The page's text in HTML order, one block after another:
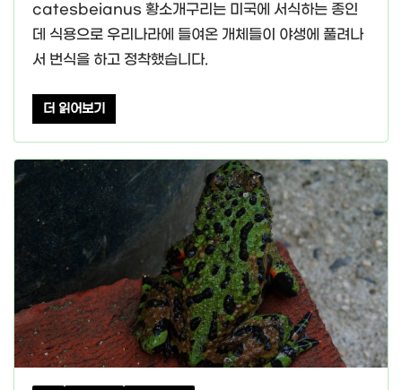
catesbeianus 황소개구리는 미국에 서식하는 종인
데 식용으로 우리나라에 들여온 개체들이 야생에 풀려나
서 번식을 하고 정착했습니다.
더 읽어보기